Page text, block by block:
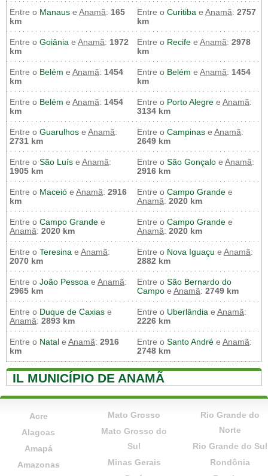
Entre o Manaus e Anamã: 165
km
Entre o Curitiba e Anamã: 2757
km
Entre o Goiânia e Anamã: 1972
km
Entre o Recife e Anamã: 2978
km
Entre o Belém e Anamã: 1454
km
Entre o Belém e Anamã: 1454
km
Entre o Belém e Anamã: 1454
km
Entre o Porto Alegre e Anamã:
3134 km
Entre o Guarulhos e Anamã:
2731 km
Entre o Campinas e Anamã:
2649 km
Entre o São Luís e Anamã:
1905 km
Entre o São Gonçalo e Anamã:
2916 km
Entre o Maceió e Anamã: 2916
km
Entre o Campo Grande e
Anamã: 2020 km
Entre o Campo Grande e
Anamã: 2020 km
Entre o Campo Grande e
Anamã: 2020 km
Entre o Teresina e Anamã:
2070 km
Entre o Nova Iguaçu e Anamã:
2882 km
Entre o João Pessoa e Anamã:
2965 km
Entre o São Bernardo do
Campo e Anamã: 2749 km
Entre o Duque de Caxias e
Anamã: 2893 km
Entre o Uberlândia e Anamã:
2226 km
Entre o Natal e Anamã: 2916
km
Entre o Santo André e Anamã:
2748 km
IL MUNICÍPIO DE ANAMÃ
Acre
Alagoas
Amapá
Amazonas
Mato Grosso
Mato Grosso do
Sul
Minas Gerais
Rio Grande do
Norte
Rio Grande do Sul
Rondônia